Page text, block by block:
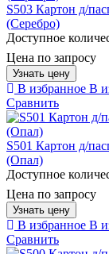
S503 Картон д/
(Серебро)
Доступное
Цена по запросу
Узнать цену
В избранное В
Сравнить
S501 Картон д/
(Опал)
Доступное
Цена по запросу
Узнать цену
В избранное В
Сравнить